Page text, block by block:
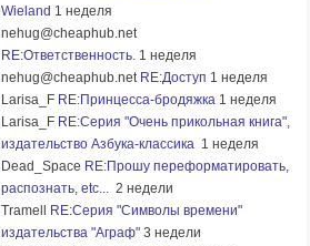
Wieland 1 неделя
nehug@cheaphub.net
RE:Ответственность. 1 неделя
nehug@cheaphub.net RE:Доступ 1 неделя
Larisa_F RE:Принцесса-бродяжка 1 неделя
Larisa_F RE:Серия "Очень прикольная книга",
издательство Азбука-классика 1 неделя
Dead_Space RE:Прошу переформатировать,
распознать, etc... 2 недели
Tramell
RE:Серия "Символы времени"
издательства "Аграф" 3 недели